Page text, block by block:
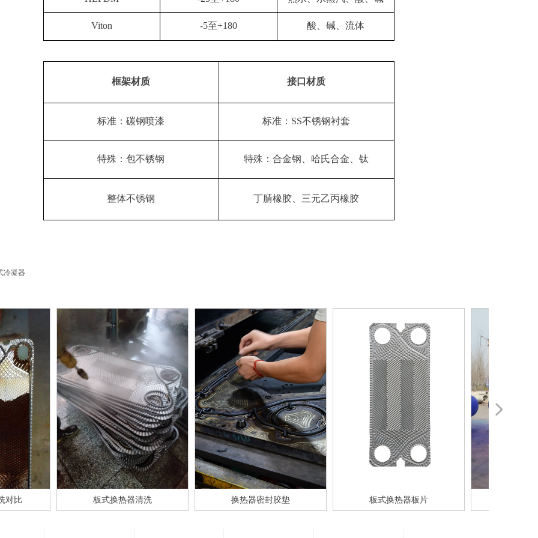
冷凝器
Viton -5至+180 酸、碱、流体
框架材质 接口材质
标准：碳钢喷漆 标准： SS不锈钢衬套
特殊：包不锈钢 特殊：合金钢、哈氏合金、钛
整体不锈钢 丁腈橡胶、三元乙丙橡胶
对比 板式换热器清洗 换热器密封胶垫 板式换热器板片
넲